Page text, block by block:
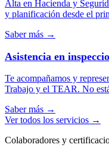
Alta en Hacienda y
y planificación desde el
Saber más →
Asistencia en
Te acompañamos y
Trabajo y el TEAR. No
Saber más →
Ver todos los servicios →
Colaboradores y